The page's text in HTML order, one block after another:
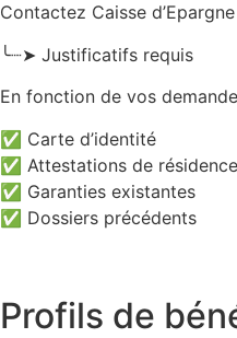
Contactez Caisse
╰┈➤ Justificatifs requis
En fonction de vos
✅ Carte d’identité
✅ Attestations de résidence
✅ Garanties existantes
✅ Dossiers précédents
Profils de